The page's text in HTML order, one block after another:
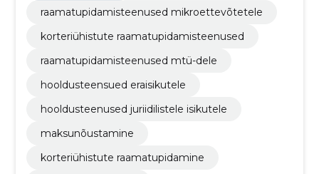
raamatupidamisteenused mikroettevõtetele
korteriühistute raamatupidamisteenused
raamatupidamisteenused mtü-dele
hooldusteensued eraisikutele
hooldusteenused juriidilistele isikutele
maksunõustamine
korteriühistute raamatupidamine